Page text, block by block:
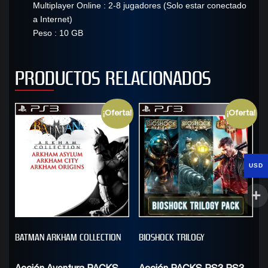
Multiplayer Online : 2-8 jugadores (Solo estar conectado
a Internet)
Peso : 10 GB
PRODUCTOS RELACIONADOS
¡Oferta!
BATMAN ARKHAM COLLECTION
¡Oferta!
BIOSHOCK TRILOGY
USD